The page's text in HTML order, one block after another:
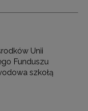
Unii
Funduszu
szkołą